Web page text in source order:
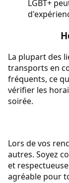
LGBT+
La plupart des
transports en
fréquents, ce
vérifier les
soirée.
Lors de vos
autres. Soyez
et
agréable pour